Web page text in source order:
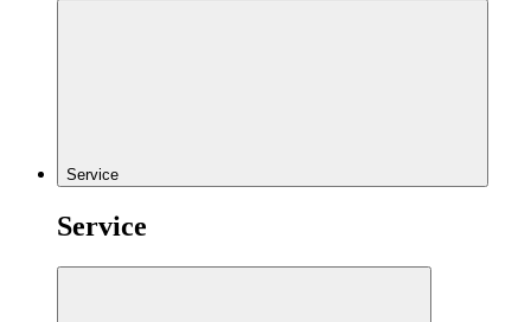
Service
Service